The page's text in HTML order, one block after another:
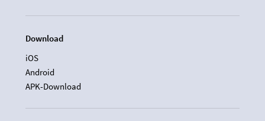
Download
iOS
Android
APK-Download